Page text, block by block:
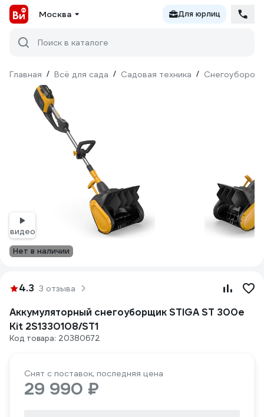
Москва Для юрлиц
Поиск в каталоге
Главная / Всё для сада / Садовая техника /
видео
Нет в наличии
4.3 3 отзыва
Аккумуляторный снегоуборщик STIGA ST 300e
Kit 2S1330108/ST1
Код товара: 20380672
Снят с поставок, последняя цена
29 990 ₽